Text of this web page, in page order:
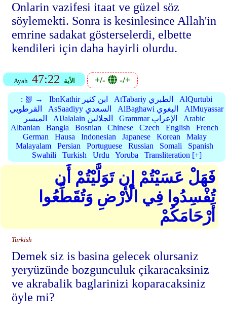
Onlarin vazifesi itaat ve güzel söz
söylemekti. Sonra is kesinlesince Allah'in
emrine sadakat gösterselerdi, elbette
kendileri için daha hayirli olurdu.
Ayah 47:22 الأية +/- -/+
: 📗 → IbnKathir ابن كثير AtTabariy الطبري
AlQurtubi
القرطوبي
AsSaadiyy السعدي AlBaghawi البغوي
AlMuyassar
الميسر
AlJalalain الجلالين Grammar الإعراب
Arabic
Albanian
Bangla Bosnian Chinese Czech English
French
German
Hausa Indonesian Japanese Korean
Malay
Malayalam
Persian Portuguese Russian Somali
Spanish
Swahili
Turkish Urdu Yoruba Transliteration [+]
فَهَلْ عَسَيْتُمْ إِن تَوَلَّيْتُمْ أَن
تُفْسِدُوا فِي الْأَرْضِ وَتُقَطِّعُوا
أَرْحَامَكُمْ
Turkish
Demek siz is basina gelecek olursaniz
yeryüzünde bozgunculuk çikaracaksiniz
ve akrabalik baglarinizi koparacaksiniz
öyle mi?